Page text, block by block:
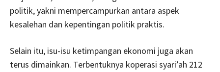
politik, yakni mempercampurkan antara aspek
kesalehan dan kepentingan politik praktis.
Selain itu, isu-isu ketimpangan ekonomi juga akan
terus dimainkan. Terbentuknya koperasi syari’ah 212